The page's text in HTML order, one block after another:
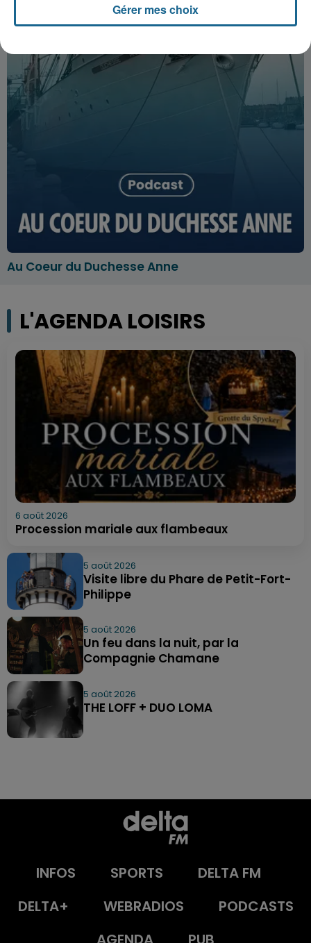
Au Coeur du Duchesse Anne
L'AGENDA LOISIRS
6 août 2026
Procession mariale aux flambeaux
5 août 2026
Visite libre du Phare de Petit-Fort-
Philippe
5 août 2026
Un feu dans la nuit, par la
Compagnie Chamane
5 août 2026
THE LOFF + DUO LOMA
INFOS SPORTS
DELTA FM
DELTA+
WEBRADIOS
PODCASTS
Gérer mes choix